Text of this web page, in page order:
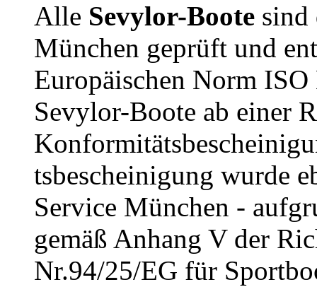
Alle Sevylor-Boote sind
München geprüft und
Europäischen Norm
Sevylor-Boote ab einer
tsbescheinigung wurde
Service München -
gemäß Anhang V der
Nr.94/25/EG für